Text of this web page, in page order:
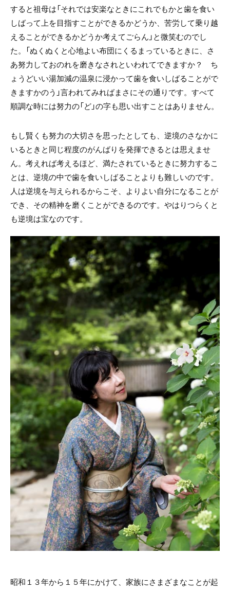
すると祖母は「それでは安楽なときにこれでもかと歯を食い
しばって上を目指すことができるかどうか、苦労して乗り越
えることができるかどうか考えてごらん」と微笑むのでし
た。「ぬくぬくと心地よい布団にくるまっているときに、さ
あ努力しておのれを磨きなされといわれてできますか？ ち
ょうどいい湯加減の温泉に浸かって歯を食いしばることがで
きますかのう」言われてみればまさにその通りです。すべて
順調な時には努力の「ど」の字も思い出すことはありません。
もし賢くも努力の大切さを思ったとしても、逆境のさなかに
いるときと同じ程度のがんばりを発揮できるとは思えませ
ん。考えれば考えるほど、満たされているときに努力するこ
とは、逆境の中で歯を食いしばることよりも難しいのです。
人は逆境を与えられるからこそ、よりよい自分になることが
でき、その精神を磨くことができるのです。やはりつらくと
も逆境は宝なのです。
昭和１３年から１５年にかけて、家族にさまざまなことが起